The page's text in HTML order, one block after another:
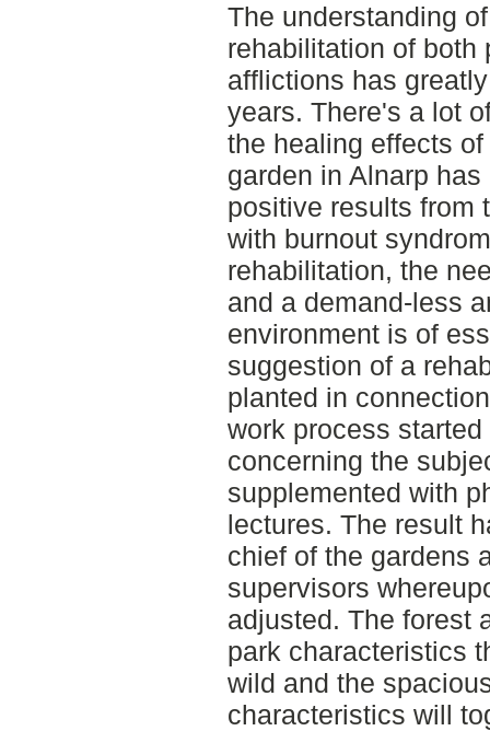
The understanding
rehabilitation of
afflictions has
years. There's a lot
the healing effects
garden in Alnarp
positive results from
with burnout
rehabilitation, the
and a demand-less
environment is of
suggestion of a
planted in
work process
concerning the
supplemented with
lectures. The result
chief of the gardens
supervisors
adjusted. The forest
park characteristics
wild and the
characteristics will